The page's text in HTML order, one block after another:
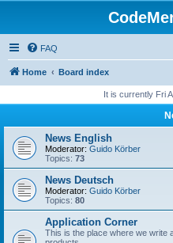
FAQ
Home Board index
It is currently Fri
News English
Moderator: Guido Körber
Topics: 73
News Deutsch
Moderator: Guido Körber
Topics: 80
Application Corner
This is the place where we write